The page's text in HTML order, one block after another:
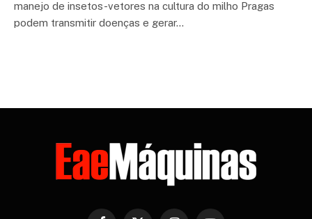
manejo de insetos-vetores na cultura do milho Pragas
podem transmitir doenças e gerar…